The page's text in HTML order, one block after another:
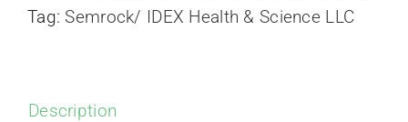
Tag:Semrock/ IDEX Health & Science LLC
Description